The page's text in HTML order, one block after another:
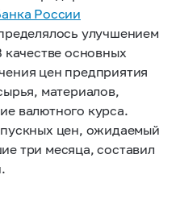
России
улучшением
основных
цен предприятия
материалов,
валютного курса.
цен, ожидаемый
три месяца, составил